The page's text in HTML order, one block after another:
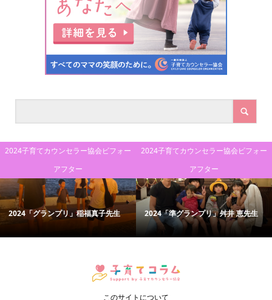
2024子育てカウンセラー協会ビフォー
アフター
2024「グランプリ」稲福真子先生
2024子育てカウンセラー協会ビフォー
アフター
2024「準グランプリ」舛井 恵先生
このサイトについて